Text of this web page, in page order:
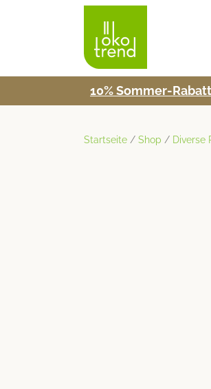
10% Som­mer-
Startseite / Shop / Diverse